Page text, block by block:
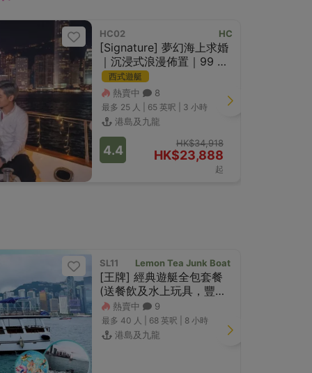
HC02 HC
[Signature] 夢幻海上求婚
｜沉浸式浪漫佈置｜99 朵
紅玫瑰｜香檳祝酒
西式遊艇
熱賣中 8
最多 25 人 | 65 英呎 3 小時
港島及九龍
4.4 HK$34,918
HK$23,888
起
SL11 Lemon Tea Junk Boat
[王牌] 經典遊艇全包套餐
(送餐飲及水上玩具，豐富
獎品!!)
熱賣中 9
最多 40 人 | 68 英呎 8 小時
港島及九龍